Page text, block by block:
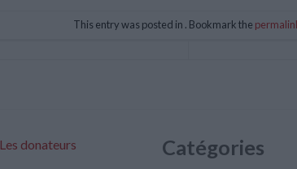
This entry was posted in . Bookmark the
Les donateurs Catégories